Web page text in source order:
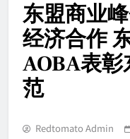
东盟商业
经济合作
AOBA表
范
Redtomato Admin